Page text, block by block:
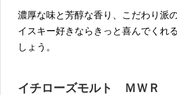
濃厚な味と芳醇な香り、こだわり派
イスキー好きならきっと喜んでくれ
しょう。
イチローズモルト ＭＷＲ